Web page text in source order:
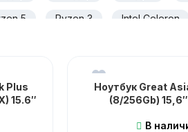
5 Ryzen 3 Intel Celeron
165 Гц
Plus
15.6″
Ноутбук Great
(8/256Gb)
В